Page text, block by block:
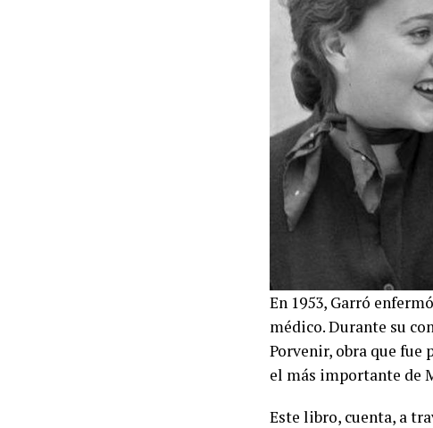
En 1953, Garró
médico. Durante su
Porvenir, obra que
el más importante de
Este libro, cuenta, a